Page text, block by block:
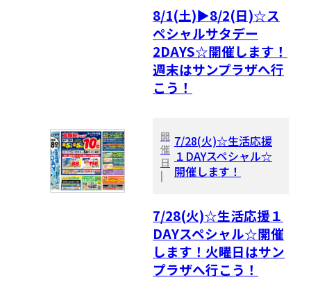
8/1(土)▶8/2(日)☆ス
ペシャルサタデー
2DAYS☆開催します！
週末はサンプラザへ行
こう！
開
催
日
|
7/28(火)☆生活応援
１DAYスペシャル☆
開催します！
7/28(火)☆生活応援１
DAYスペシャル☆開催
します！火曜日はサン
プラザへ行こう！